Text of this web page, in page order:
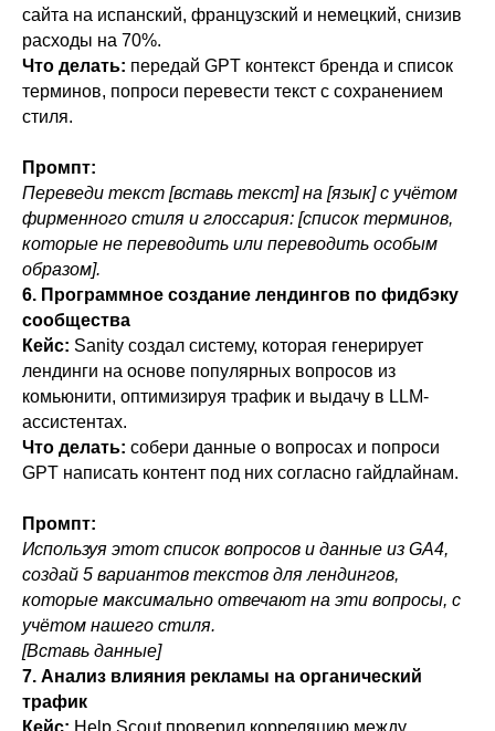
сайта на испанский, французский и немецкий, снизив
расходы на 70%.
Что делать: передай GPT контекст бренда и список
терминов, попроси перевести текст с сохранением
стиля.
Промпт:
Переведи текст [вставь текст] на [язык] с учётом
фирменного стиля и глоссария: [список терминов,
которые не переводить или переводить особым
образом].
6. Программное создание лендингов по фидбэку
сообщества
Кейс: Sanity создал систему, которая генерирует
лендинги на основе популярных вопросов из
комьюнити, оптимизируя трафик и выдачу в LLM-
ассистентах.
Что делать: собери данные о вопросах и попроси
GPT написать контент под них согласно гайдлайнам.
Промпт:
Используя этот список вопросов и данные из GA4,
создай 5 вариантов текстов для лендингов,
которые максимально отвечают на эти вопросы, с
учётом нашего стиля.
[Вставь данные]
7. Анализ влияния рекламы на органический
трафик
Кейс: Help Scout проверил корреляцию между